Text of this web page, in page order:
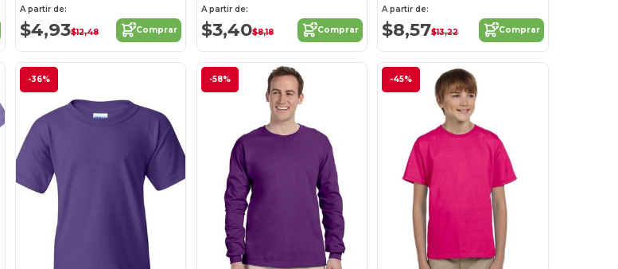
A partir de:
$4,93$12,48 Comprar
A partir de:
$3,40$8,18 Comprar
A partir de:
$8,57$13,22 Comprar
-36% -58% -45%